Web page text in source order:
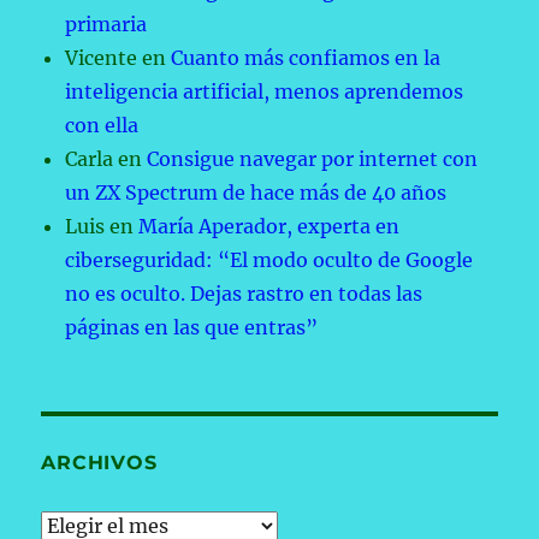
primaria
Vicente enCuanto más confiamos en la
inteligencia artificial, menos aprendemos
con ella
Carla enConsigue navegar por internet con
un ZX Spectrum de hace más de 40 años
Luis enMaría Aperador, experta en
ciberseguridad: “El modo oculto de Google
no es oculto. Dejas rastro en todas las
páginas en las que entras”
ARCHIVOS
Archivos